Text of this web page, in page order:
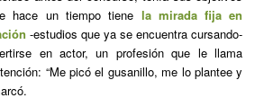
hace un tiempo tiene la mirada fija en
-estudios que ya se encuentra cursando-
en actor, un profesión que le llama
“Me picó el gusanillo, me lo plantee y